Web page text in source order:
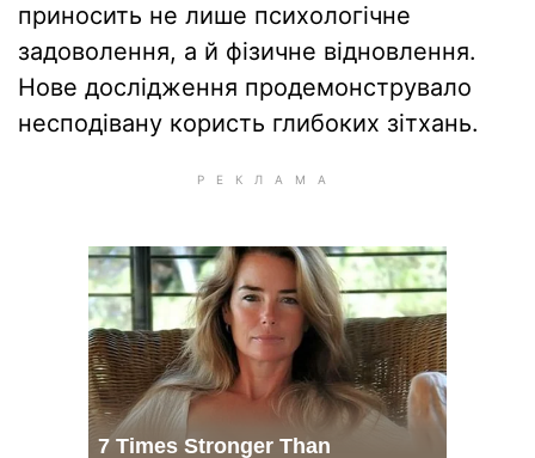
приносить не лише психологічне
задоволення, а й фізичне відновлення.
Нове дослідження продемонструвало
несподівану користь глибоких зітхань.